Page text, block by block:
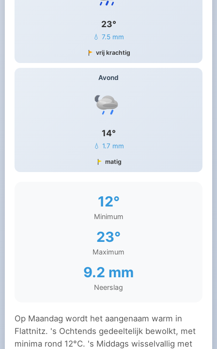
23°
💧 7.5 mm
vrij krachtig
Avond
14°
💧 1.7 mm
matig
12°
Minimum
23°
Maximum
9.2 mm
Neerslag
Op Maandag wordt het aangenaam warm in
Flattnitz. 's Ochtends gedeeltelijk bewolkt, met
minima rond 12°C. 's Middags wisselvallig met